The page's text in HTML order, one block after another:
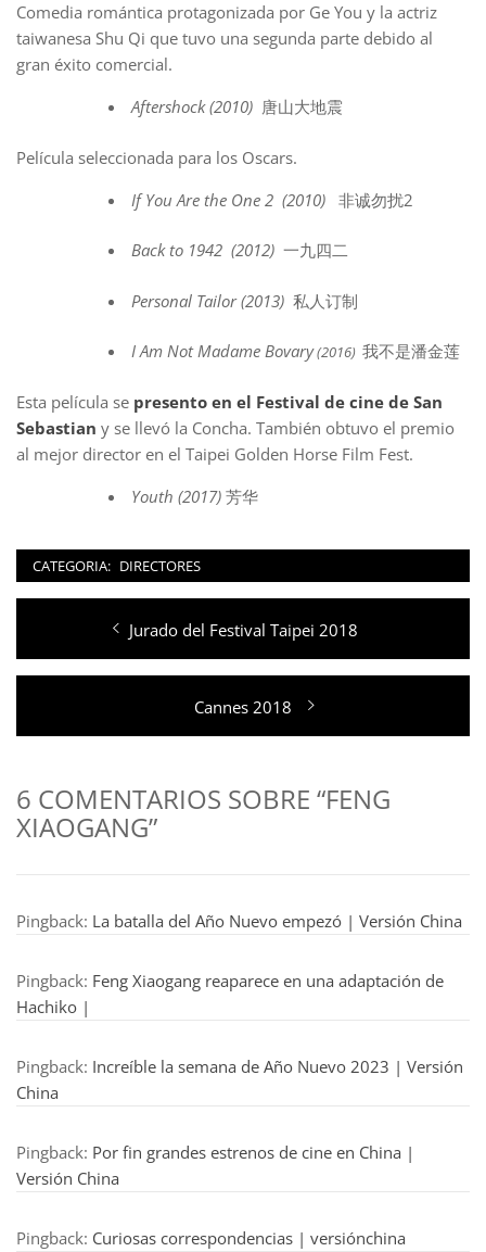
Comedia romántica protagonizada por Ge You y la actriz
taiwanesa Shu Qi que tuvo una segunda parte debido al
gran éxito comercial.
Aftershock (2010) 唐山大地震
Película seleccionada para los Oscars.
If You Are the One 2 (2010) 非诚勿扰2
Back to 1942 (2012) 一九四二
Personal Tailor (2013) 私人订制
I Am Not Madame Bovary(2016) 我不是潘金莲
Esta película se presento en el Festival de cine de San
Sebastian y se llevó la Concha. También obtuvo el premio
al mejor director en el Taipei Golden Horse Film Fest.
Youth (2017) 芳华
CATEGORIA: DIRECTORES
Navegación
de
entradas
Entrada
anterior:
Jurado del Festival Taipei 2018
Entrada
siguiente:
Cannes 2018
6 COMENTARIOS SOBRE “FENG
XIAOGANG”
Pingback: La batalla del Año Nuevo empezó | Versión China
Pingback: Feng Xiaogang reaparece en una adaptación de
Hachiko |
Pingback: Increíble la semana de Año Nuevo 2023 | Versión
China
Pingback: Por fin grandes estrenos de cine en China |
Versión China
Pingback: Curiosas correspondencias | versiónchina